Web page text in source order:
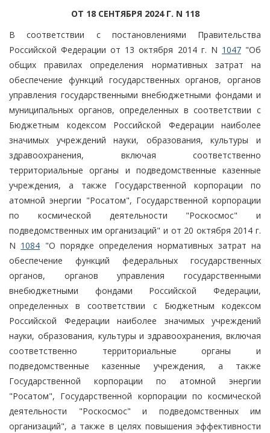
ОТ 18 СЕНТЯБРЯ 2024 Г. N 118
В соответствии с постановлениями Правительства
Российской Федерации от 13 октября 2014 г. N 1047"Об
общих правилах определения нормативных затрат на
обеспечение функций государственных органов, органов
управления государственными внебюджетными фондами и
муниципальных органов, определенных в соответствии с
Бюджетным кодексом Российской Федерации наиболее
значимых учреждений науки, образования, культуры и
здравоохранения, включая соответственно
территориальные органы и подведомственные казенные
учреждения, а также Государственной корпорации по
атомной энергии "Росатом", Государственной корпорации
по космической деятельности "Роскосмос" и
подведомственных им организаций" и от 20 октября 2014 г.
N 1084 "О порядке определения нормативных затрат на
обеспечение функций федеральных государственных
органов, органов управления государственными
внебюджетными фондами Российской Федерации,
определенных в соответствии с Бюджетным кодексом
Российской Федерации наиболее значимых учреждений
науки, образования, культуры и здравоохранения, включая
соответственно территориальные органы и
подведомственные казенные учреждения, а также
Государственной корпорации по атомной энергии
"Росатом", Государственной корпорации по космической
деятельности "Роскосмос" и подведомственных им
организаций", а также в целях повышения эффективности